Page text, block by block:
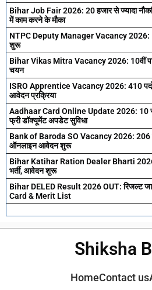
Bihar Job Fair 2026: 20 हजार से ज्यादा
में काम करने के मौका
NTPC Deputy Manager Vacancy 2026:
शुरू
Bihar Vikas Mitra Vacancy 2026: 10वीं पास के
चयन
ISRO Apprentice Vacancy 2026: 410 पदों
आवेदन प्रक्रिया
Aadhaar Card Online Update 2026: 10
फ्री डॉक्यूमेंट अपडेट सुविधा
Bank of Baroda SO Vacancy 2026: 206
ऑनलाइन आवेदन शुरू
Bihar Katihar Ration Dealer Bharti 2026:
भर्ती, आवेदन शुरू
Bihar DELED Result 2026 OUT: रिजल्ट
Card & Merit List
Shiksha
HomeContact us